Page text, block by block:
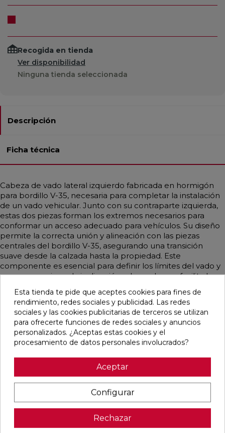
Recogida en tienda
Ver disponibilidad
Ninguna tienda seleccionada
Descripción
Ficha técnica
Cabeza de vado lateral izquierdo fabricada en hormigón
para bordillo V-35, necesaria para completar la instalación
de un vado vehicular. Junto con su contraparte izquierda,
estas dos piezas forman los extremos necesarios para
conformar un acceso adecuado para vehículos. Su diseño
permite la correcta unión y alineación con las piezas
centrales del bordillo V-35, asegurando una transición
suave desde la calzada hasta la propiedad. Este
componente es esencial para definir los límites del vado y
para proporcionar la inclinación adecuada que facilita la
Productos relacionados
ASPIRADOR
BLANCO
ASPIRADOR
ESTATICO
50X50 CM
GRIS
favorite
ASPIRADOR
50X50 CM
NEGRO
ASPIRADOR
BLANCO
Esta tienda te pide que aceptes cookies para fines de
rendimiento, redes sociales y publicidad. Las redes
sociales y las cookies publicitarias de terceros se utilizan
para ofrecerte funciones de redes sociales y anuncios
personalizados. ¿Aceptas estas cookies y el
procesamiento de datos personales involucrados?
Aceptar
Configurar
Rechazar